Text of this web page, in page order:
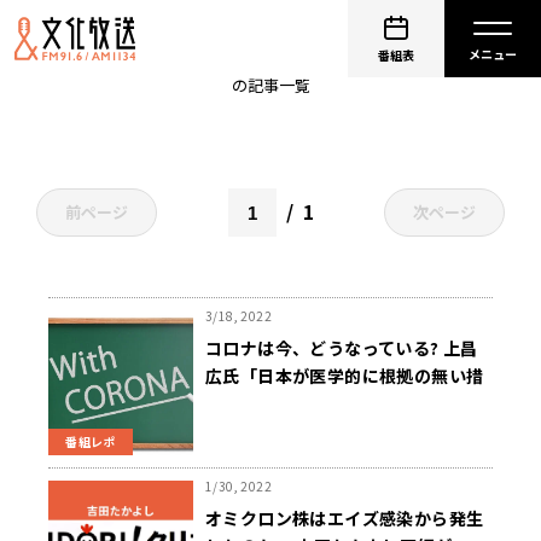
番組表
の記事一覧
前ページ 1 次ページ
番組レポ
3/18, 2022
コロナは今、どうなっている? 上昌
広氏「日本が医学的に根拠の無い措
1/30, 2022
オミクロン株はエイズ感染から発生